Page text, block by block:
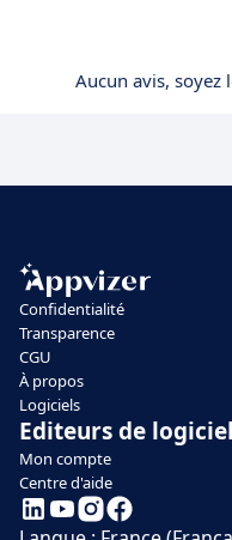
Aucun avis, soyez
Confidentialité
Transparence
CGU
À propos
Logiciels
Editeurs de logiciel
Mon compte
Centre d'aide